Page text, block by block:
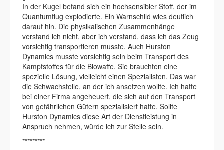
In der Kugel befand sich ein hochsensibler Stoff, der im
Quantumflug explodierte. Ein Warnschild wies deutlich
darauf hin. Die physikalischen Zusammenhänge
verstand ich nicht, aber ich verstand, dass ich das Zeug
vorsichtig transportieren musste. Auch Hurston
Dynamics musste vorsichtig sein beim Transport des
Kampfstoffes für die Biowaffe. Sie brauchten eine
spezielle Lösung, vielleicht einen Spezialisten. Das war
die Schwachstelle, an der ich ansetzen wollte. Ich hatte
bei einer Firma angeheuert, die sich auf den Transport
von gefährlichen Gütern spezialisiert hatte. Sollte
Hurston Dynamics diese Art der Dienstleistung in
Anspruch nehmen, würde ich zur Stelle sein.
*********